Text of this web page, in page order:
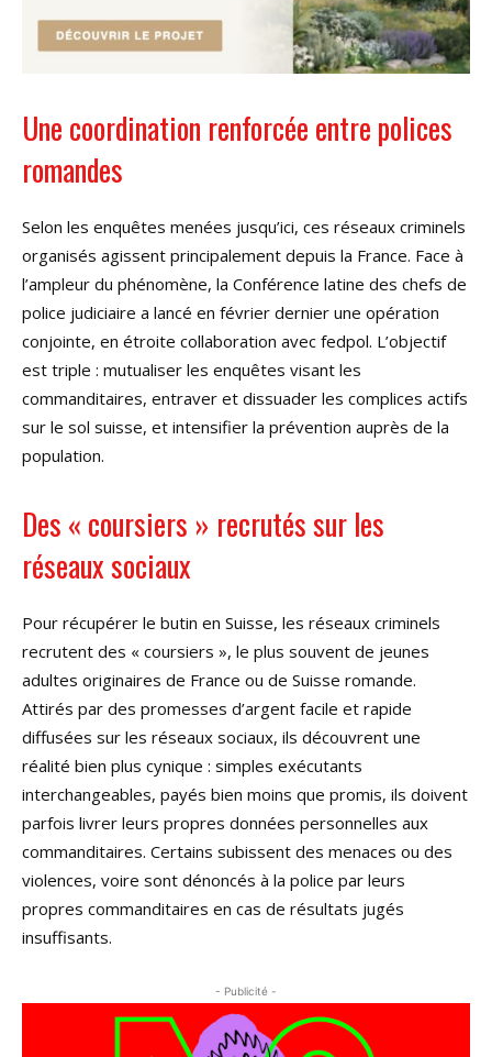
Une coordination renforcée entre polices
romandes
Selon les enquêtes menées jusqu’ici, ces réseaux criminels
organisés agissent principalement depuis la France. Face à
l’ampleur du phénomène, la Conférence latine des chefs de
police judiciaire a lancé en février dernier une opération
conjointe, en étroite collaboration avec fedpol. L’objectif
est triple : mutualiser les enquêtes visant les
commanditaires, entraver et dissuader les complices actifs
sur le sol suisse, et intensifier la prévention auprès de la
population.
Des « coursiers » recrutés sur les
réseaux sociaux
Pour récupérer le butin en Suisse, les réseaux criminels
recrutent des « coursiers », le plus souvent de jeunes
adultes originaires de France ou de Suisse romande.
Attirés par des promesses d’argent facile et rapide
diffusées sur les réseaux sociaux, ils découvrent une
réalité bien plus cynique : simples exécutants
interchangeables, payés bien moins que promis, ils doivent
parfois livrer leurs propres données personnelles aux
commanditaires. Certains subissent des menaces ou des
violences, voire sont dénoncés à la police par leurs
propres commanditaires en cas de résultats jugés
insuffisants.
- Publicité -